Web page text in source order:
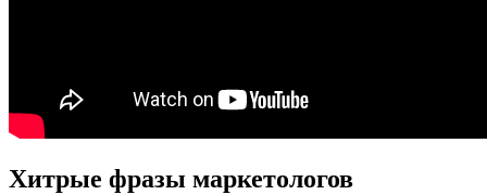
Хитрые фразы маркетологов